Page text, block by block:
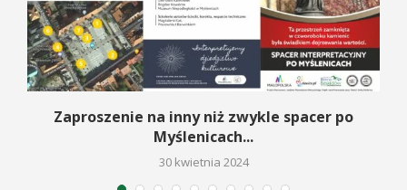
Zaproszenie na inny niż zwykle spacer po
Myślenicach...
30 kwietnia 2024